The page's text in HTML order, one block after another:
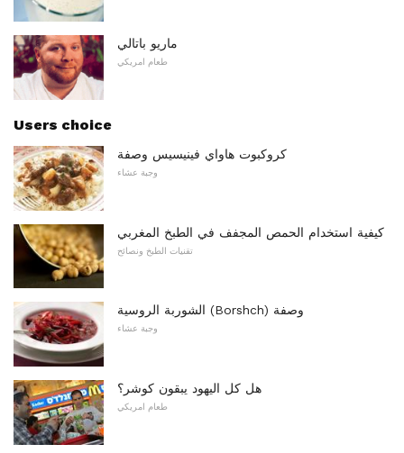
ماريو باتالي
طعام امريكي
Users choice
كروكبوت هاواي فينيسيس وصفة
وجبة عشاء
كيفية استخدام الحمص المجفف في الطبخ المغربي
تقنيات الطبخ ونصائح
الشوربة الروسية (Borshch) وصفة
وجبة عشاء
هل كل اليهود يبقون كوشر؟
طعام امريكي